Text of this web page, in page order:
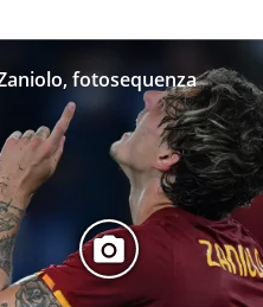
fotosequenza